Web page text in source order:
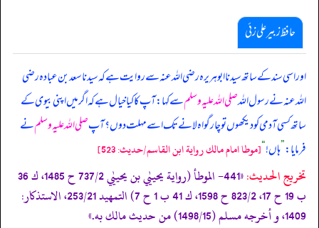
حافظ زبیر علی زئی
اور اسی سند کے ساتھ سیدنا ابوہریرہ رضی اللہ عنہ سے روایت ہے کہ سیدنا سعد بن عبادہ رضی
اللہ عنہ نے رسول اللہصلی اللہ علیہ وسلمسے کہا: آپ کا کیا خیال ہے کہ اگر میں اپنی بیوی کے
ساتھ کسی آدمی کو دیکھوں تو چار گواہ لانے تک اسے مہلت دوں؟ آپصلی اللہ علیہ وسلمنے
فرمایا:”ہاں!“[موطا امام مالك رواية ابن القاسم/حدیث: 523]
تخریج الحدیث:
«441- الموطأ (رواية يحييٰي بن يحييٰي 737/2 ح 1485، ك 36
ب 19 ح 17، 823/2 ح 1598، ك 41 ب 1 ح 7) التمهيد 253/21، الاستذكار:
1409، و أخرجه مسلم (1498/15) من حديث مالك به.»